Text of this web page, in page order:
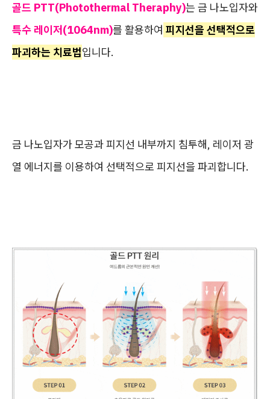
골드 PTT(Photothermal Theraphy)는 금 나노입자와
특수 레이저(1064nm)를 활용하여 피지선을 선택적으로
파괴하는 치료법입니다.
금 나노입자가 모공과 피지선 내부까지 침투해, 레이저 광
열 에너지를 이용하여 선택적으로 피지선을 파괴합니다.